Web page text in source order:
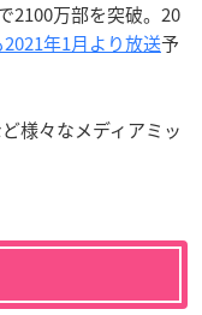
2100万部を突破。20
年1月より放送予
様々なメディアミッ